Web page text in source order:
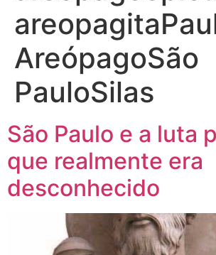
AreópagoSão
PauloSilas
São Paulo e a luta
que realmente era
desconhecido